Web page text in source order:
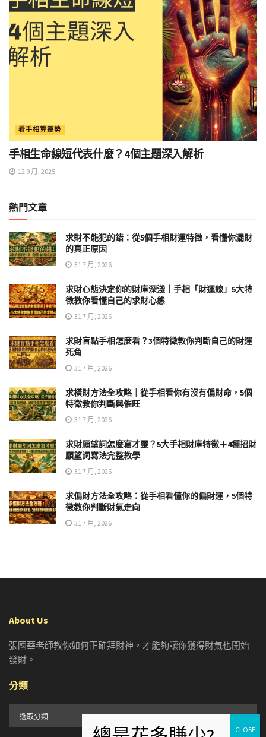
看手相算運勢
手相生命線短代表什麼？4個主題深入解析
12 9 月, 2025
熱門文章
求財不能犯的錯：從5個手相財運特徵，看懂你漏財
的真正原因
31 7 月, 2026
求財心態決定你的財庫深淺｜手相「財運線」5大特
徵教你看懂自己的求財心態
31 7 月, 2026
求財盲點手相怎麼看？3個特徵教你判斷自己的財運
死角
31 7 月, 2026
求橫財方法全攻略｜從手相看你有沒有偏財命，5個
特徵教你判斷與催旺
31 7 月, 2026
求財願望詞怎麼寫才靈？5大手相財庫特徵＋4種招財
願望詞寫法完整教學
31 7 月, 2026
求偏財方法全攻略：從手相看懂你的偏財運，5個特
徵教你判斷財氣走向
31 7 月, 2026
About Us
張國華老師教你如何正確拜財神，才能夠讓你獲得財氣也開始
發財。
分類